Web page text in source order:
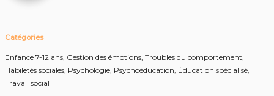
Catégories
Enfance 7-12 ans, Gestion des émotions, Troubles du comportement,
Habiletés sociales, Psychologie, Psychoéducation, Éducation spécialisé,
Travail social